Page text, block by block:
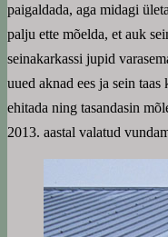
paigaldada, aga midagi
palju ette mõelda, et auk
seinakarkassi jupid
uued aknad ees ja sein
ehitada ning tasandasin
2013. aastal valatud